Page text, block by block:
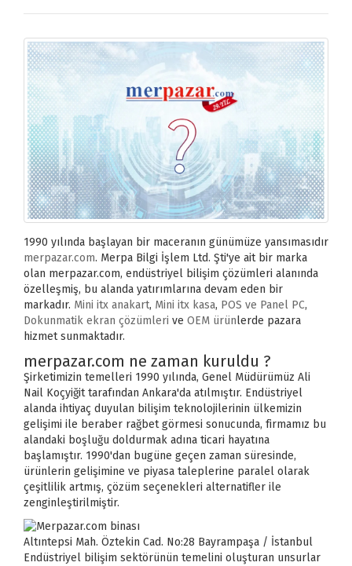
1990 yılında başlayan bir maceranın günümüze yansımasıdır
merpazar.com. Merpa Bilgi İşlem Ltd. Şti'ye ait bir marka
olan merpazar.com, endüstriyel bilişim çözümleri alanında
özelleşmiş, bu alanda yatırımlarına devam eden bir
markadır. Mini itx anakart, Mini itx kasa, POS ve Panel PC,
Dokunmatik ekran çözümleri ve OEM ürünlerde pazara
hizmet sunmaktadır.
merpazar.com ne zaman kuruldu ?
Şirketimizin temelleri 1990 yılında, Genel Müdürümüz Ali
Nail Koçyiğit tarafından Ankara'da atılmıştır. Endüstriyel
alanda ihtiyaç duyulan bilişim teknolojilerinin ülkemizin
gelişimi ile beraber rağbet görmesi sonucunda, firmamız bu
alandaki boşluğu doldurmak adına ticari hayatına
başlamıştır. 1990'dan bugüne geçen zaman süresinde,
ürünlerin gelişimine ve piyasa taleplerine paralel olarak
çeşitlilik artmış, çözüm seçenekleri alternatifler ile
zenginleştirilmiştir.
Altıntepsi Mah. Öztekin Cad. No:28 Bayrampaşa / İstanbul
Endüstriyel bilişim sektörünün temelini oluşturan unsurlar